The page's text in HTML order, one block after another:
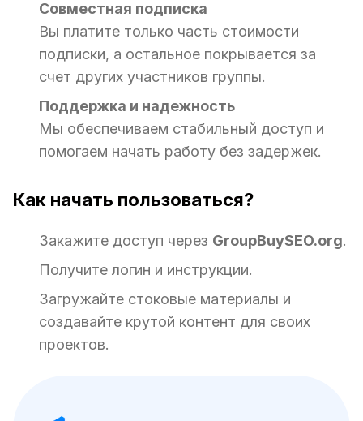
Совместная подписка
Вы платите только часть стоимости
подписки, а остальное покрывается за
счет других участников группы.
Поддержка и надежность
Мы обеспечиваем стабильный доступ и
помогаем начать работу без задержек.
Как начать пользоваться?
Закажите доступ через GroupBuySEO.org.
Получите логин и инструкции.
Загружайте стоковые материалы и
создавайте крутой контент для своих
проектов.